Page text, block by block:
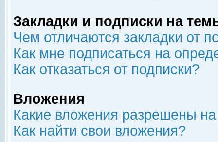
Закладки и подписки на
Чем отличаются закладки от
Как мне подписаться на
Как отказаться от подписки?
Вложения
Какие вложения разрешены
Как найти свои вложения?